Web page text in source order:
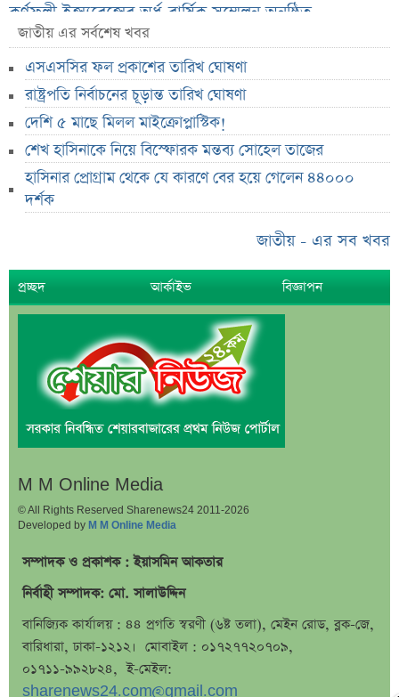
কর্ণফুলী ইন্স্যুরেন্সের অর্ধ-বার্ষিক সম্মেলন অনুষ্ঠিত
৭৫ হাজার ২৮৩ শেয়ার মনোনীত উত্তরাধিকারীর নামে
হস্তান্তর
আস্থা থাকলেও বাজারে অস্থিরতা, তদারকি বাড়ানোর পরামর্শ
০৬ আগস্ট লেনদেনের শীর্ষ ১০ শেয়ার
০৬ আগস্ট দর পতনের শীর্ষ ১০ শেয়ার
০৬ আগস্ট দর বৃদ্ধির শীর্ষ ১০ শেয়ার
দেশি ৫ মাছে মিলল মাইক্রোপ্লাস্টিক!
শেয়ার দাম অস্বাভাবিক বাড়ায় ডিএসইর সতর্কবার্তা
প্রায় ২ কোটি শেয়ার বিক্রির ঘোষণা
উৎপাদন বন্ধের কারণ জানালো এস আলম কোল্ড রোল্ড স্টিল
ইউরোপে কার্যক্রম সম্প্রসারণে পর্তুগালে প্রথম চালান রপ্তানি
রেনাটার
শেখ হাসিনাকে নিয়ে বিস্ফোরক মন্তব্য সোহেল তাজের
ন্যাশনাল ফিড মিলের দ্বিতীয় প্রান্তিক প্রকাশ
বাজুসের নতুন ঘোষণা, স্বর্ণের দামে ইতিহাসের বড় উল্লম্ফন
হাসিনার প্রোগ্রাম থেকে যে কারণে বের হয়ে গেলেন ৪৪০০০
দর্শক
শেখ হাসিনার বক্তব্য ঘিরে ভারতকে কড়া বার্তা বাংলাদেশের
বাংলাদেশ নিয়ে নতুন বিতর্ক, মুখ খুললেন সজীব ওয়াজেদ জয়
শেয়ারবাজার উত্থানের নেতৃত্বে মিউচুয়াল ফান্ড
শেয়ারবাজার ঊর্ধ্বমুখী. তারপরও উধাও ২৩ হাজার বিও হিসাব
তারেক রহমানকে উদ্দেশ করে ফেসবুকে রহস্যময় প্রশ্ন
এসএসসি ফল নিয়ে বড় সিদ্ধান্ত আসছে বৃহস্পতিবার
জাতীয় এর সর্বশেষ খবর
এসএসসির ফল প্রকাশের তারিখ ঘোষণা
রাষ্ট্রপতি নির্বাচনের চূড়ান্ত তারিখ ঘোষণা
দেশি ৫ মাছে মিলল মাইক্রোপ্লাস্টিক!
শেখ হাসিনাকে নিয়ে বিস্ফোরক মন্তব্য সোহেল তাজের
হাসিনার প্রোগ্রাম থেকে যে কারণে বের হয়ে গেলেন ৪৪০০০
দর্শক
জাতীয় - এর সব খবর
প্রচ্ছদ আর্কাইভ বিজ্ঞাপন
M M Online Media
© All Rights Reserved Sharenews24 2011-2026
Developed by M M Online Media
সম্পাদক ও প্রকাশক : ইয়াসমিন আকতার
নির্বাহী সম্পাদক: মো. সালাউদ্দিন
বানিজ্যিক কার্যালয় : ৪৪ প্রগতি স্বরণী (৬ষ্ট তলা), মেইন রোড, ব্লক-জে,
বারিধারা, ঢাকা-১২১২। মোবাইল : ০১৭২৭৭২০৭০৯,
০১৭১১-৯৯২৮২৪, ই-মেইল:
sharenews24.com@gmail.com